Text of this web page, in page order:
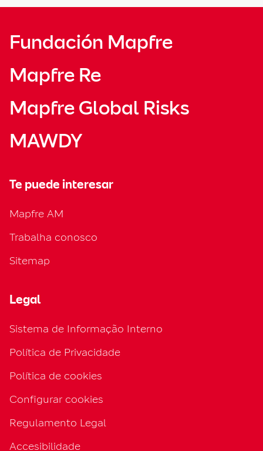
Fundación Mapfre
Mapfre Re
Mapfre Global Risks
MAWDY
Te puede interesar
Mapfre AM
Trabalha conosco
Sitemap
Legal
Sistema de Informação Interno
Política de Privacidade
Política de cookies
Configurar cookies
Regulamento Legal
Accesibilidade